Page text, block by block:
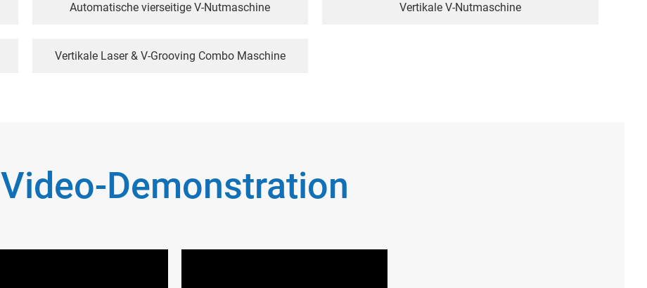
Automatische vierseitige V-Nutmaschine Vertikale V-Nutmaschine
Vertikale Laser & V-Grooving Combo Maschine
Video-Demonstration